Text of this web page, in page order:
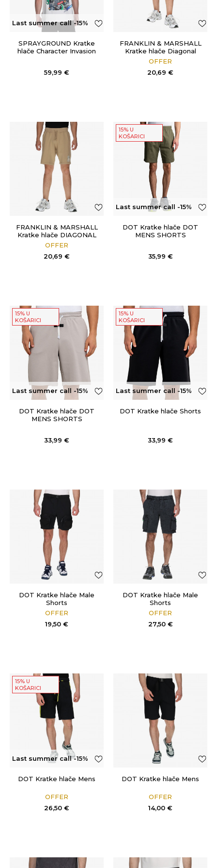
Last summer call -15%
OFF
SPRAYGROUND Kratke
hlače Character Invasion
59,99 €
FRANKLIN & MARSHALL
Kratke hlače Diagonal
OFFER
20,69 €
FRANKLIN & MARSHALL
Kratke hlače DIAGONAL
COTTON FLEECE
OFFER
20,69 €
15% U
KOŠARICI
Last summer call -15%
OFF
DOT Kratke hlače DOT
MENS SHORTS
35,99 €
15% U
KOŠARICI
Last summer call -15%
OFF
DOT Kratke hlače DOT
MENS SHORTS
33,99 €
15% U
KOŠARICI
Last summer call -15%
OFF
DOT Kratke hlače Shorts
33,99 €
DOT Kratke hlače Male
Shorts
OFFER
19,50 €
DOT Kratke hlače Male
Shorts
OFFER
27,50 €
15% U
KOŠARICI
Last summer call -15%
OFF
DOT Kratke hlače Mens
OFFER
26,50 €
DOT Kratke hlače Mens
OFFER
14,00 €